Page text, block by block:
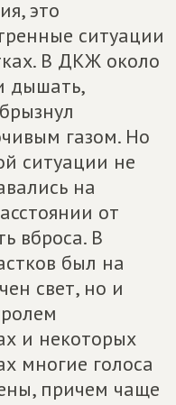
это
ситуации
В ДКЖ около
дышать,
газом. Но
ситуации не
на
от
вброса. В
был на
свет, но и
и некоторых
многие голоса
причем чаще